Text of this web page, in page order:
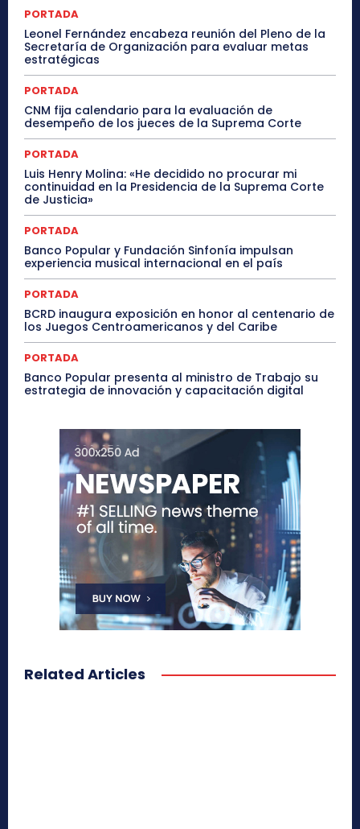
PORTADA
Leonel Fernández encabeza reunión del Pleno de la
Secretaría de Organización para evaluar metas
estratégicas
PORTADA
CNM fija calendario para la evaluación de
desempeño de los jueces de la Suprema Corte
PORTADA
Luis Henry Molina: «He decidido no procurar mi
continuidad en la Presidencia de la Suprema Corte
de Justicia»
PORTADA
Banco Popular y Fundación Sinfonía impulsan
experiencia musical internacional en el país
PORTADA
BCRD inaugura exposición en honor al centenario de
los Juegos Centroamericanos y del Caribe
PORTADA
Banco Popular presenta al ministro de Trabajo su
estrategia de innovación y capacitación digital
Related Articles